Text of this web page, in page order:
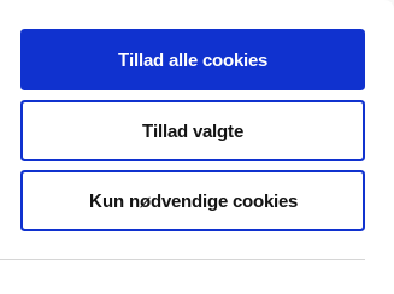
Tillad alle cookies
Tillad valgte
Kun nødvendige cookies